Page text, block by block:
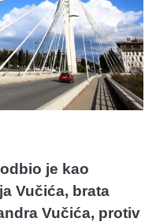
je kao
Vučića, brata
Vučića, protiv